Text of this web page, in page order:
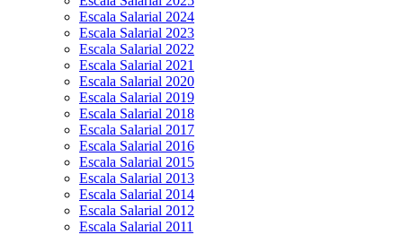
Escala Salarial 2024
Escala Salarial 2023
Escala Salarial 2022
Escala Salarial 2021
Escala Salarial 2020
Escala Salarial 2019
Escala Salarial 2018
Escala Salarial 2017
Escala Salarial 2016
Escala Salarial 2015
Escala Salarial 2013
Escala Salarial 2014
Escala Salarial 2012
Escala Salarial 2011